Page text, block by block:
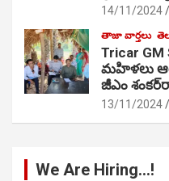
14/11/2024
తాజా వార్తలు
Tricar
మహిళలు
జీఎం
13/11/2024
We Are Hiring…!